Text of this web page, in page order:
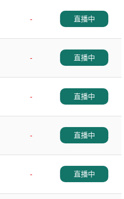
-
直播中
-
直播中
-
直播中
-
直播中
-
直播中